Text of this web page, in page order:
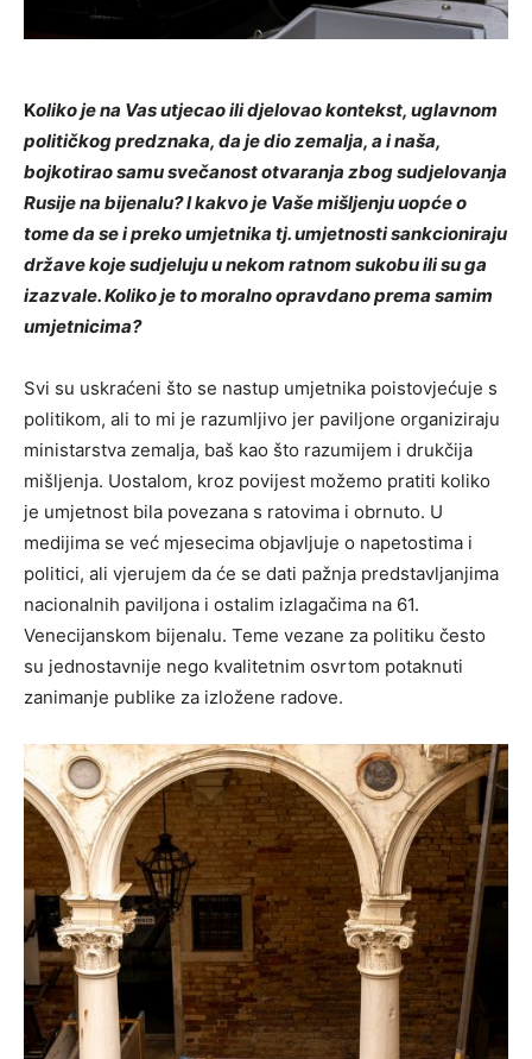
Koliko je na Vas utjecao ili djelovao kontekst, uglavnom
političkog predznaka, da je dio zemalja, a i naša,
bojkotirao samu svečanost otvaranja zbog sudjelovanja
Rusije na bijenalu? I kakvo je Vaše mišljenju uopće o
tome da se i preko umjetnika tj. umjetnosti sankcioniraju
države koje sudjeluju u nekom ratnom sukobu ili su ga
izazvale. Koliko je to moralno opravdano prema samim
umjetnicima?
Svi su uskraćeni što se nastup umjetnika poistovjećuje s
politikom, ali to mi je razumljivo jer paviljone organiziraju
ministarstva zemalja, baš kao što razumijem i drukčija
mišljenja. Uostalom, kroz povijest možemo pratiti koliko
je umjetnost bila povezana s ratovima i obrnuto. U
medijima se već mjesecima objavljuje o napetostima i
politici, ali vjerujem da će se dati pažnja predstavljanjima
nacionalnih paviljona i ostalim izlagačima na 61.
Venecijanskom bijenalu. Teme vezane za politiku često
su jednostavnije nego kvalitetnim osvrtom potaknuti
zanimanje publike za izložene radove.